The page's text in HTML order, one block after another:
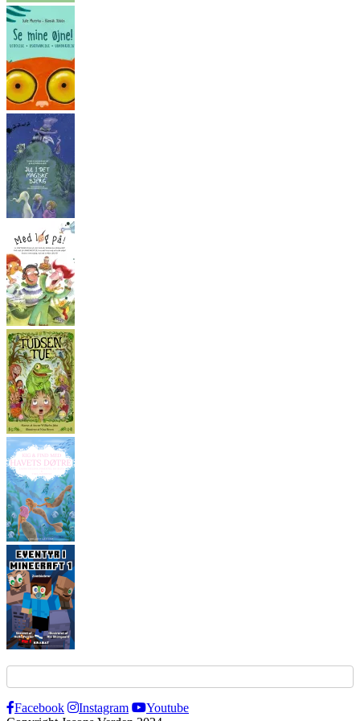
Facebook Instagram
Youtube